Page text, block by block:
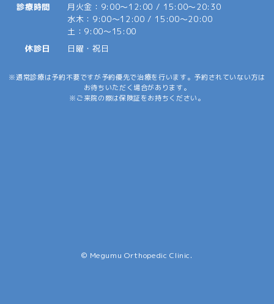
診療時間
月火金：9:00～12:00 / 15:00～20:30
水木：9:00～12:00 / 15:00～20:00
土：9:00～15:00
休診日
日曜・祝日
通常診療は予約不要ですが予約優先で治療を行います。予約されていない方は
お待ちいただく場合があります。
ご来院の際は保険証をお持ちください。
© Megumu Orthopedic Clinic.